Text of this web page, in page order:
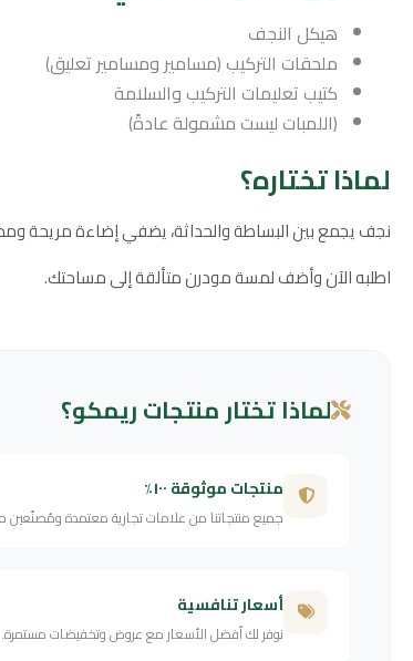
هيكل النجف
ملحقات التركيب (مسامير ومسامير تعليق)
كتيب تعليمات التركيب والسلامة
(اللمبات ليست مشمولة عادةً)
لماذا تختاره؟
نجف يجمع بين البساطة والحداثة، يضفي إضاءة مريحة
اطلبه الآن وأضف لمسة مودرن متألقة إلى مساحتك.
لماذا تختار منتجات ريمكو؟
منتجات موثوقة ١٠٠٪
جميع منتجاتنا من علامات تجارية معتمدة ومُصنّعين
أسعار تنافسية
نوفر لك أفضل الأسعار مع عروض وتخفيضات مستمرة.